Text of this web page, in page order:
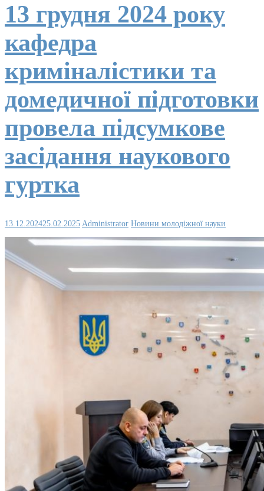
13 грудня 2024 року
кафедра
криміналістики та
домедичної підготовки
провела підсумкове
засідання наукового
гуртка
13.12.202425.02.2025 Administrator Новини молодіжної науки